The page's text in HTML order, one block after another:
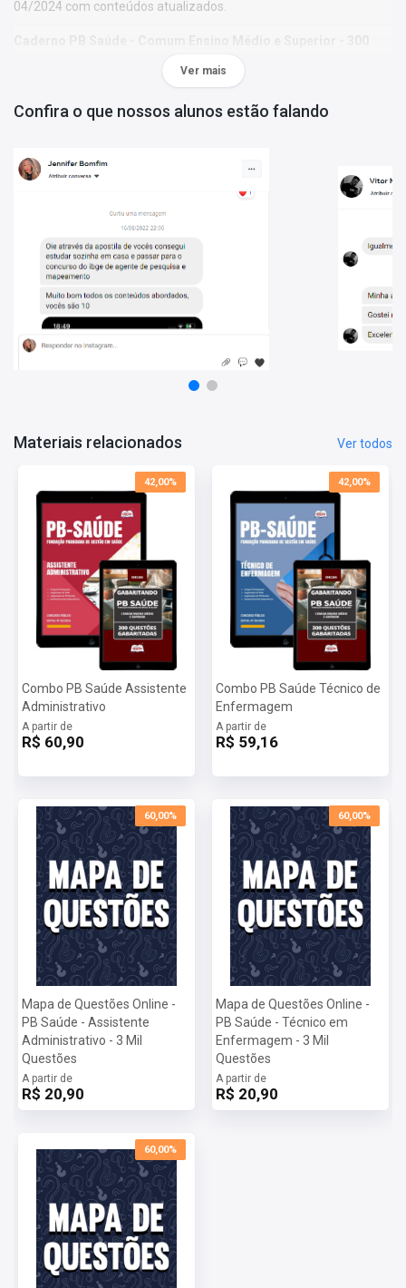
04/2024 com conteúdos atualizados.
disciplina, questões focadas no edital mais recente e gabarito
- 2 produtos atualizados;
- Materiais organizados por professores especializados em
- Apostila elaborada com foco no edital 04/2024.
Mais informações sobre o concurso PB SAÚDE 2024:
Vagas:15 vagas + 50 cadastro reserva
Inscrições:
De 11/09/2024 a 10/10/2024
Salário:R$ 1.500,00
Taxa de Inscrição:R$ 180,00
Provas:15/12/2024
Ver mais
Confira o que nossos alunos estão falando
Materiais relacionados Ver todos
42,00%
Combo PB Saúde Assistente
Administrativo
A partir de
R$ 60,90
42,00%
Combo PB Saúde Técnico de
Enfermagem
A partir de
R$ 59,16
60,00%
Mapa de Questões Online -
PB Saúde - Assistente
Administrativo - 3 Mil
Questões
A partir de
R$ 20,90
60,00%
Mapa de Questões Online -
PB Saúde - Técnico em
Enfermagem - 3 Mil
Questões
A partir de
R$ 20,90
60,00%